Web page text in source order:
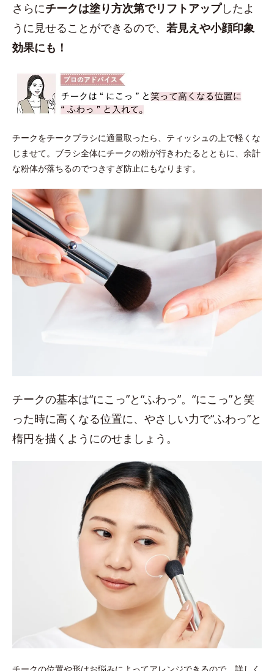
さらにチークは塗り方次第でリフトアップしたよ
うに見せることができるので、 若見えや小顔印象
効果にも！
チークをチークブラシに適量取ったら、ティッシュの上で軽くな
じませて。ブラシ全体にチークの粉が行きわたるとともに、余計
な粉体が落ちるのでつきすぎ防止にもなります。
チークの基本は“にこっ”と“ふわっ”。“にこっ”と笑
った時に高くなる位置に、やさしい力で“ふわっ”と
楕円を描くようにのせましょう。
チークの位置や形はお悩みによってアレンジできるので、詳しく